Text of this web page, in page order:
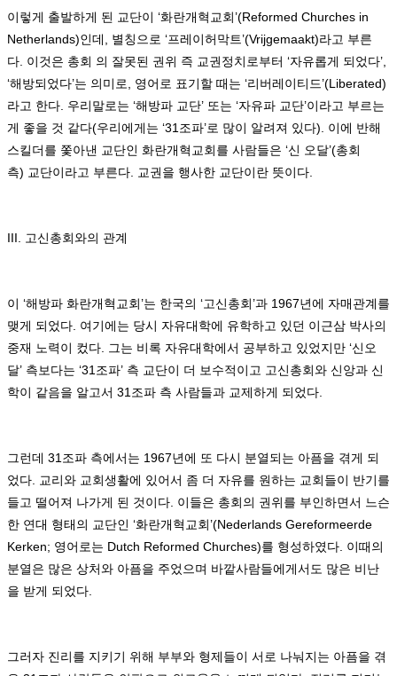
이렇게 출발하게 된 교단이 ‘화란개혁교회’(Reformed Churches in
Netherlands)인데 별칭으로 ‘프레이허막트’(Vrijgemaakt)라고 부른
다 이것은 총회 의 잘못된 권위 즉 교권정치로부터 ‘자유롭게 되었다’,
‘해방되었다’는 의미로 영어로 표기할 때는 ‘리버레이티드’(Liberated)
라고 한다 우리말로는 ‘해방파 교단’ 또는 ‘자유파 교단’이라고 부르는
게 좋을 것 같다(우리에게는 ‘31 조파’로 많이 알려져 있다). 이에 반해
스킬더를 쫓아낸 교단인 화란개혁교회를 사람들은 ‘신 오달’(총회
측) 교단이라고 부른다 교권을 행사한 교단이란 뜻이다
III. 고신총회와의 관계
이 ‘해방파 화란개혁교회’는 한국의 ‘고신총회’과 1967년에 자매관계를
맺게 되었다 여기에는 당시 자유대학에 유학하고 있던 이근삼 박사의
중재 노력이 컸다
그는 비록 자유대학에서 공부하고 있었지만 ‘신오
달’ 측보다는 ‘31 조파’ 측 교단이 더 보수적이고 고신총회와 신앙과 신
학이 같음을 알고서 31 조파 측 사람들과 교제하게 되었다
그런데 31 조파 측에서는 1967년에 또 다시 분열되는 아픔을 겪게 되
었다
교리와 교회생활에 있어서 좀 더 자유를 원하는 교회들이 반기를
들고 떨어져 나가게 된 것이다 이들은 총회의 권위를 부인하면서 느슨
한 연대 형태의 교단인 ‘화란개혁교회’(Nederlands Gereformeerde
Kerken; 영어로는 Dutch Reformed Churches)를 형성하였다 이때의
분열은 많은 상처와 아픔을 주었으며 바깥사람들에게서도 많은 비난
을 받게 되었다
그러자 진리를 지키기 위해 부부와 형제들이 서로 나눠지는 아픔을 겪